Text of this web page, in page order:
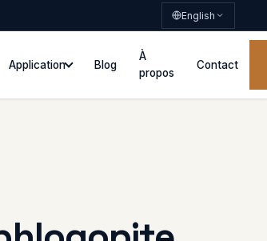
English
Application Blog
À
propos
Contact